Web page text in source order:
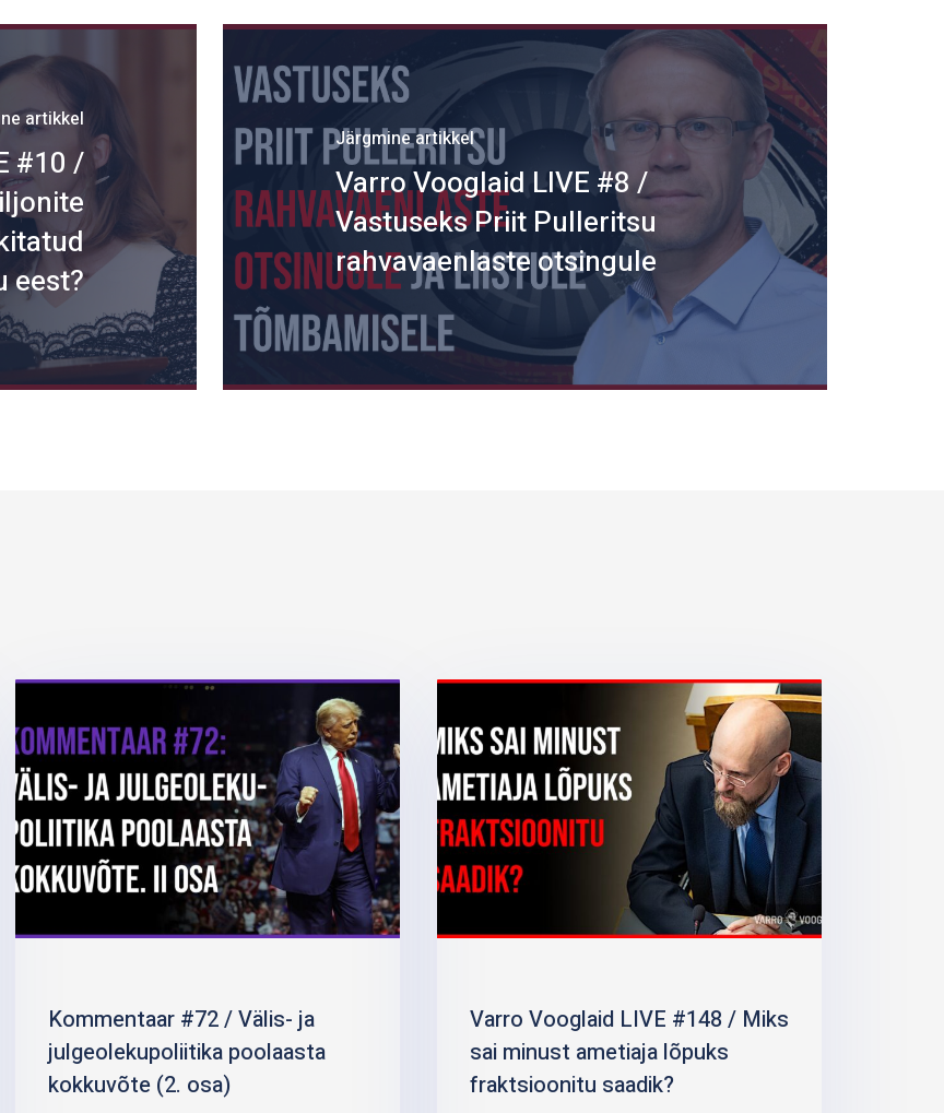
artikkel
#10 /
eest?
Järgmine artikkel
Varro Vooglaid LIVE #8 /
Vastuseks Priit Pulleritsu
rahvavaenlaste otsingule
Kommentaar #72 / Välis- ja
julgeolekupoliitika poolaasta
kokkuvõte (2. osa)
Varro Vooglaid LIVE #148 / Miks
sai minust ametiaja lõpuks
fraktsioonitu saadik?